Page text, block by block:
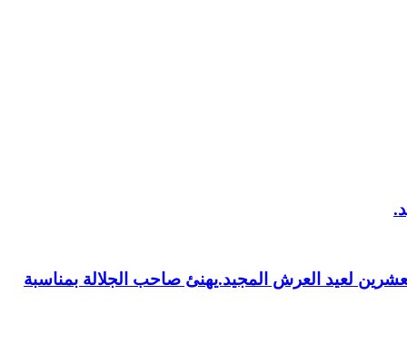
لعيد العرش المجيد.يهنئ صاحب الجلالة بمناسبة